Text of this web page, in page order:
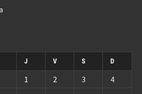
J V S D
1 2 3
4